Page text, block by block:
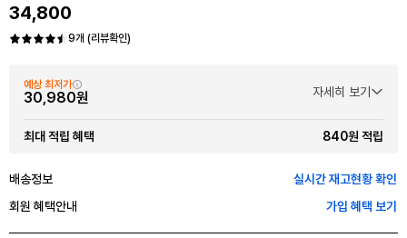
34,800
9개 (리뷰확인)
예상 최저가
30,980원 자세히 보기
최대 적립 혜택 840원 적립
배송정보
실시간 재고현황 확인
회원 혜택안내
가입 혜택 보기